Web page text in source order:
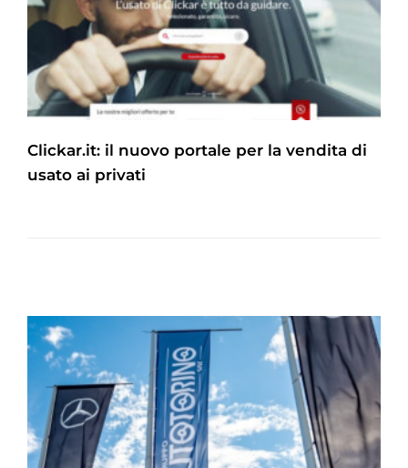
Clickar.it: il nuovo portale per la vendita di
usato ai privati